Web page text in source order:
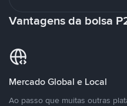
Vantagens da bolsa
Mercado Global e Local
Ao passo que muitas outras